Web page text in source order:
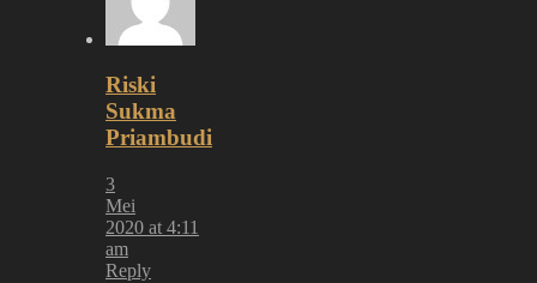
Riski
Sukma
Priambudi
3
Mei
2020 at 4:11
am
Reply